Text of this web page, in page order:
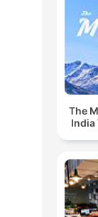
The
India